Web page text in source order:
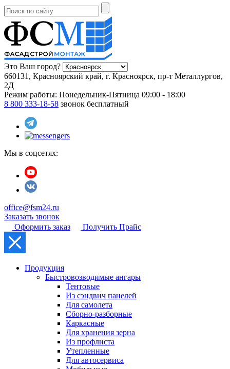
Это Ваш город?
660131, Красноярский край, г. Красноярск, пр-т Металлургов,
2Д
Режим работы: Понедельник-Пятница 09:00 - 18:00
8 800 333-18-58 звонок бесплатный
Мы в соцсетях:
office@fsm24.ru
Заказать звонок
Оформить заказ
Получить Прайс
Продукция
Быстровозводимые ангары
Тентовые
Из сэндвич панелей
Для самолета
Сборно-разборные
Каркасные
Для хранения зерна
Из профлиста
Утепленные
Для автосервиса